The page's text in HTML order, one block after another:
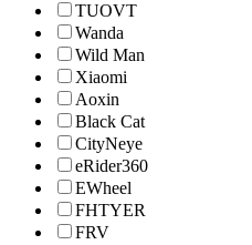
TUOVT
Wanda
Wild Man
Xiaomi
Aoxin
Black Cat
CityNeye
eRider360
EWheel
FHTYER
FRV